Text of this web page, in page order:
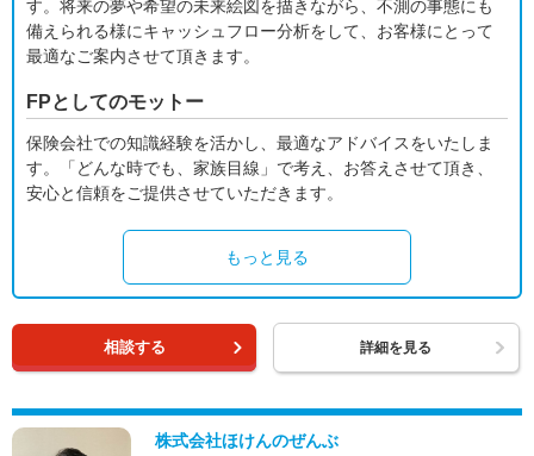
す。将来の夢や希望の未来絵図を描きながら、不測の事態にも
備えられる様にキャッシュフロー分析をして、お客様にとって
最適なご案内させて頂きます。
FPとしてのモットー
保険会社での知識経験を活かし、最適なアドバイスをいたしま
す。「どんな時でも、家族目線」で考え、お答えさせて頂き、
安心と信頼をご提供させていただきます。
もっと見る
相談する 詳細を見る
株式会社ほけんのぜんぶ